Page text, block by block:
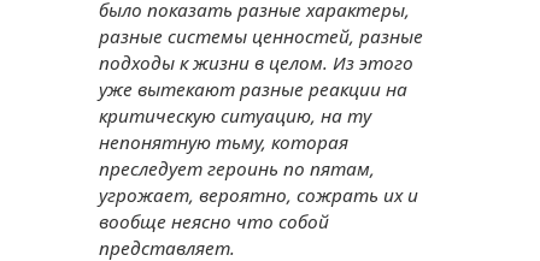
было показать разные характеры,
разные системы ценностей, разные
подходы к жизни в целом. Из этого
уже вытекают разные реакции на
критическую ситуацию, на ту
непонятную тьму, которая
преследует героинь по пятам,
угрожает, вероятно, сожрать их и
вообще неясно что собой
представляет.